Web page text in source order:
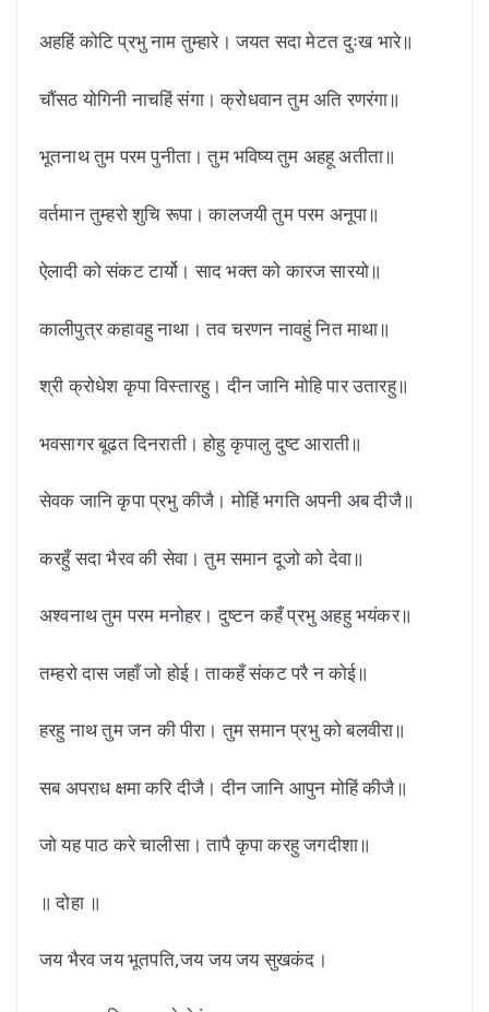
अहहिं कोटि प्रभु नाम तुम्हारे। जयत सदा मेटत दुःख भारे॥
चौंसठ योगिनी नाचहिं संगा। क्रोधवान तुम अति रणरंगा॥
भूतनाथ तुम परम पुनीता। तुम भविष्य तुम अहहू अतीता॥
वर्तमान तुम्हरो शुचि रूपा। कालजयी तुम परम अनूपा॥
ऐलादी को संकट टार्यो। साद भक्त को कारज सारयो॥
कालीपुत्र कहावहु नाथा। तव चरणन नावहुं नित माथा॥
श्री क्रोधेश कृपा विस्तारहु। दीन जानि मोहि पार उतारहु॥
भवसागर बूढत दिनराती। होहु कृपालु दुष्ट आराती॥
सेवक जानि कृपा प्रभु कीजै। मोहिं भगति अपनी अब दीजै॥
करहुँ सदा भैरव की सेवा। तुम समान दूजो को देवा॥
अश्वनाथ तुम परम मनोहर। दुष्टन कहँ प्रभु अहहु भयंकर॥
तम्हरो दास जहाँ जो होई। ताकहँ संकट परै न कोई॥
हरहु नाथ तुम जन की पीरा। तुम समान प्रभु को बलवीरा॥
सब अपराध क्षमा करि दीजै। दीन जानि आपुन मोहिं कीजै॥
जो यह पाठ करे चालीसा। तापै कृपा करहु जगदीशा॥
॥ दोहा ॥
जय भैरव जय भूतपति,जय जय जय सुखकंद।